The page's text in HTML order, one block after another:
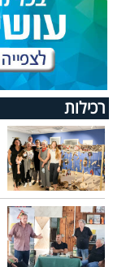
רכילות